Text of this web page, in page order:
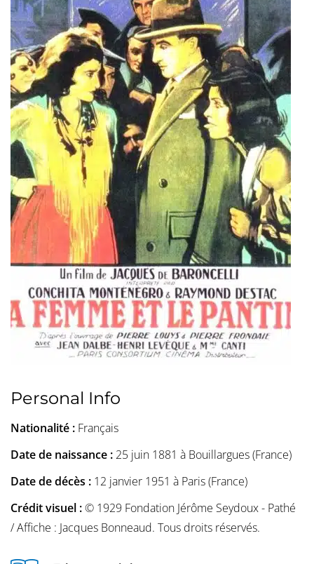
Personal Info
Nationalité : Français
Date de naissance : 25 juin 1881 à Bouillargues (France)
Date de décès : 12 janvier 1951 à Paris (France)
Crédit visuel :© 1929 Fondation Jérôme Seydoux - Pathé
/ Affiche : Jacques Bonneaud. Tous droits réservés.